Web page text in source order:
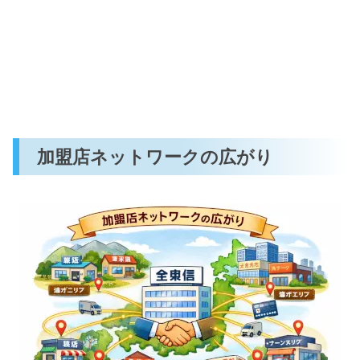
加盟店ネットワークの広がり